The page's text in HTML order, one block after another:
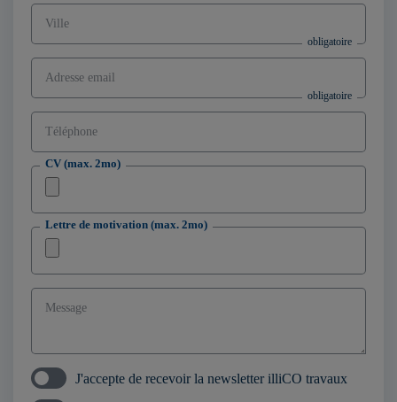
Ville
Adresse email
Téléphone
CV (max. 2mo)
Lettre de motivation (max. 2mo)
Message
J'accepte de recevoir la newsletter illiCO travaux